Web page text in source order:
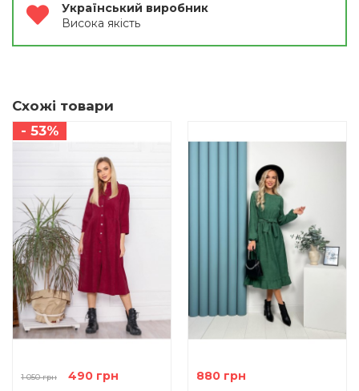
Український виробник
Висока якість
Схожі товари
- 53%
1 050 грн 490 грн 880 грн